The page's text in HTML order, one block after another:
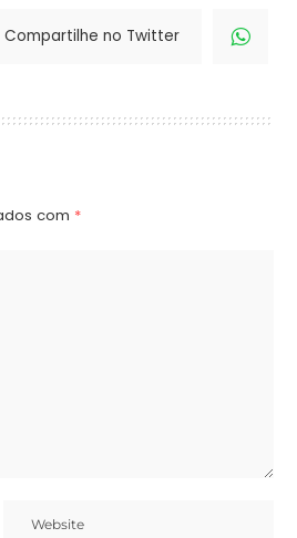
Compartilhe no Twitter
com *